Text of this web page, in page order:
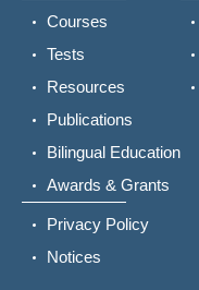
Courses
Tests
Resources
Publications
Bilingual Education
Awards & Grants
Privacy Policy
Notices